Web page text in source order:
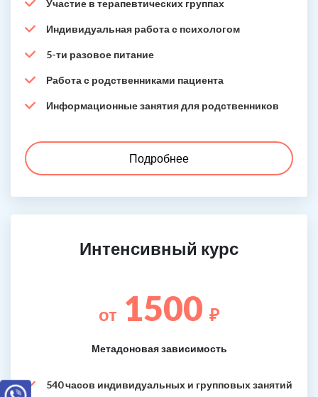
Участие в терапевтических группах
Индивидуальная работа с психологом
5-ти разовое питание
Работа с родственниками пациента
Информационные занятия для родственников
Подробнее
Интенсивный курс
от 1500 ₽
Метадоновая зависимость
540 часов индивидуальных и групповых занятий